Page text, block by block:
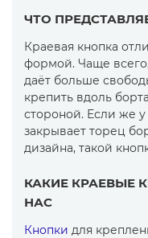
ЧТО
Краевая кнопка
формой. Чаще
даёт больше
крепить вдоль
стороной. Если же у
закрывает торец
дизайна, такой
КАКИЕ КРАЕВЫЕ
НАС
Кнопки для